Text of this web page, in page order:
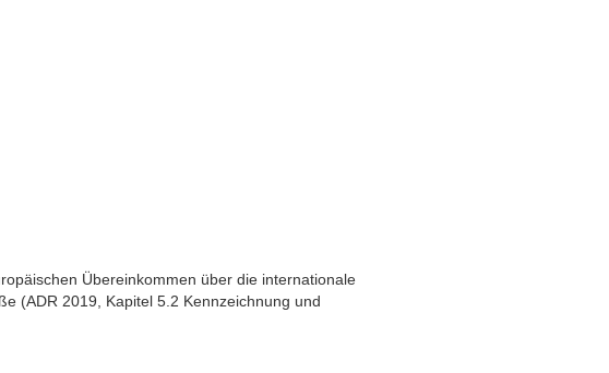
Übereinkommen über die internationale
(ADR 2019, Kapitel 5.2 Kennzeichnung und